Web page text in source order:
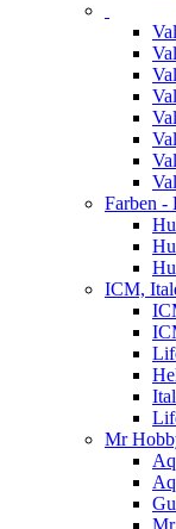
Farben -
ICM,
Mr